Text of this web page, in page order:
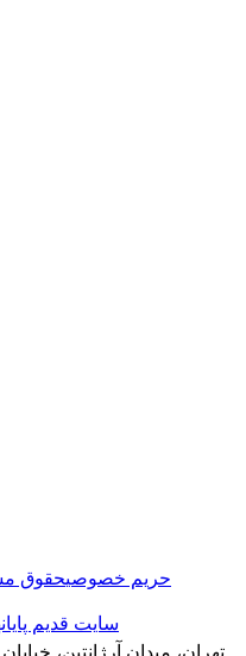
حریم خصوصیحقوق
سایت قدیم